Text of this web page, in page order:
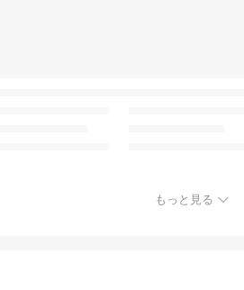
もっと見る